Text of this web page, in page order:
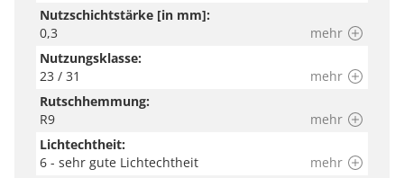
Nutzschichtstärke [in mm]:
0,3
mehr
Nutzungsklasse:
23 / 31
mehr
Rutschhemmung:
R9
mehr
Lichtechtheit:
6 - sehr gute Lichtechtheit
mehr